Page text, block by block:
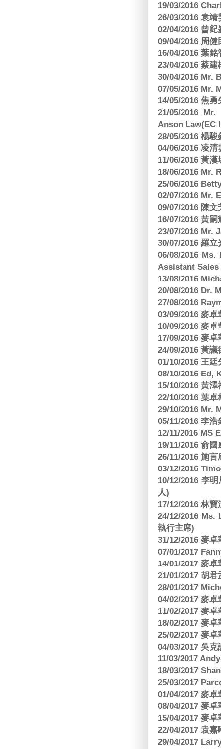
19/03/2016
26/03/2016 袁
02/04/2016 曾
09/04/2016 周
16/04/2016 葉
23/04/2016 蔡
30/04/2016 Mr.
07/05/2016 Mr.
14/05/2016 焦
21/05/2016
Anson Law(EC
28/05/2016 楊
04/06/2016 凌
11/06/2016 黃
18/06/2016 Mr.
25/06/2016
02/07/2016 Mr.
09/07/2016 陳
16/07/2016 黃
23/07/2016 Mr.
30/07/2016 羅
06/08/2016
Assistant Sales
13/08/2016
20/08/2016 Dr.
27/08/2016
03/09/2016 麥
10/09/2016 麥
17/09/2016 麥
24/09/2016 黃
01/10/2016 王
08/10/2016 Ed,
15/10/2016 黃
22/10/2016 葉
29/10/2016 Mr.
05/11/2016 李
12/11/2016 MS
19/11/2016 俞
26/11/2016 施
03/12/2016
10/12/2016 李
人)
17/12/2016 林
24/12/2016
執行主席)
31/12/2016 麥
07/01/2017
14/01/2017 麥
21/01/2017 胡
28/01/2017
04/02/2017 麥
11/02/2017 麥
18/02/2017 麥
25/02/2017 麥
04/03/2017 吳
11/03/2017
18/03/2017
25/03/2017
01/04/2017 麥
08/04/2017 麥
15/04/2017 麥
22/04/2017 袁
29/04/2017